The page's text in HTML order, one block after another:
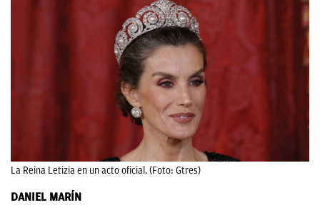
La Reina Letizia en un acto oficial. (Foto: Gtres)
DANIEL MARÍN